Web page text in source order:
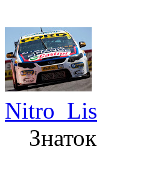
Nitro_Lis
Знаток